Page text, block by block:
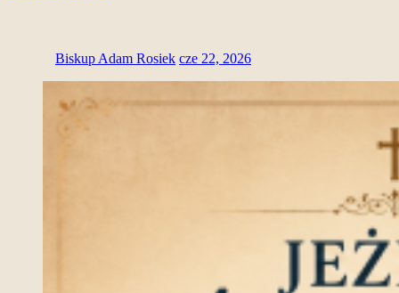
Biskup Adam Rosiek cze 22, 2026